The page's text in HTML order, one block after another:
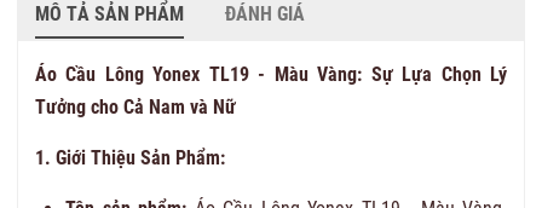
MÔ TẢ SẢN PHẨM ĐÁNH GIÁ
Áo Cầu Lông Yonex TL19 - Màu Vàng: Sự Lựa Chọn Lý
Tưởng cho Cả Nam và Nữ
1. Giới Thiệu Sản Phẩm: